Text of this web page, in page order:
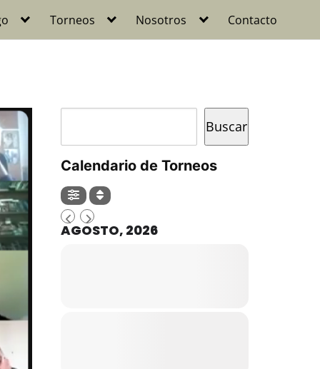
Torneos Nosotros Contacto
Buscar
Calendario de Torneos
AGOSTO, 2026